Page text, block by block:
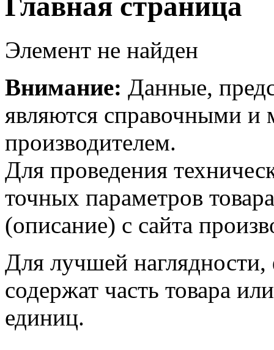
Главная страница
Элемент не найден
Внимание: Данные,
являются справочными и
производителем.
Для проведения
точных параметров
(описание) с сайта
Для лучшей наглядности,
содержат часть товара
единиц.